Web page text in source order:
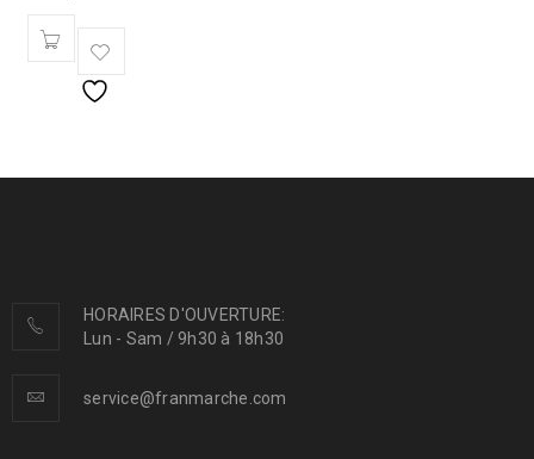
HORAIRES D'OUVERTURE:
Lun - Sam / 9h30 à 18h30
service@franmarche.com